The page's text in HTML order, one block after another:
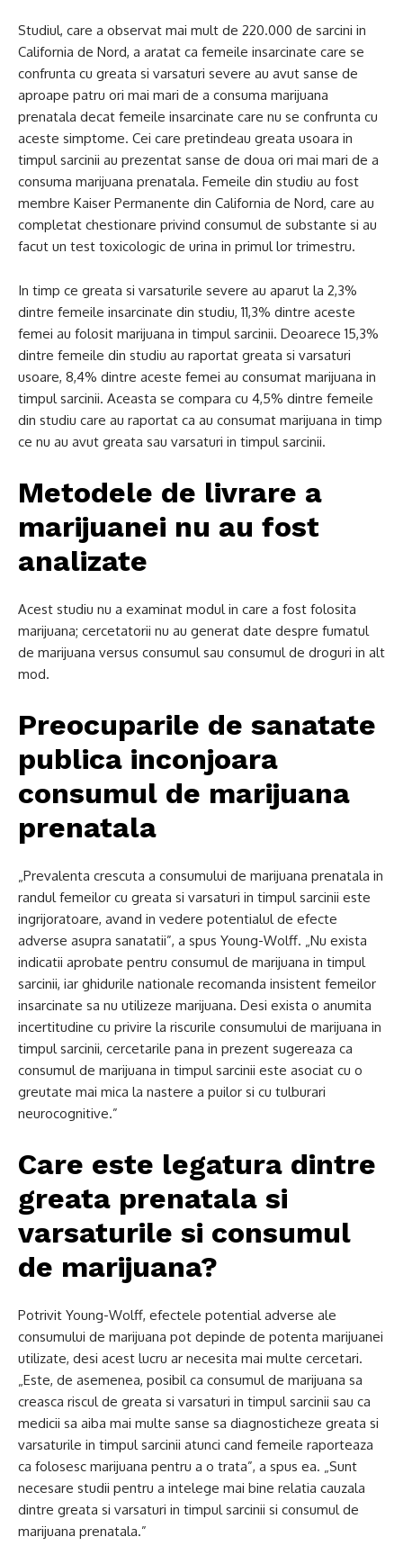
Studiul, care a observat mai mult de 220.000 de sarcini in
California de Nord, a aratat ca femeile insarcinate care se
confrunta cu greata si varsaturi severe au avut sanse de
aproape patru ori mai mari de a consuma marijuana
prenatala decat femeile insarcinate care nu se confrunta cu
aceste simptome. Cei care pretindeau greata usoara in
timpul sarcinii au prezentat sanse de doua ori mai mari de a
consuma marijuana prenatala. Femeile din studiu au fost
membre Kaiser Permanente din California de Nord, care au
completat chestionare privind consumul de substante si au
facut un test toxicologic de urina in primul lor trimestru.
In timp ce greata si varsaturile severe au aparut la 2,3%
dintre femeile insarcinate din studiu, 11,3% dintre aceste
femei au folosit marijuana in timpul sarcinii. Deoarece 15,3%
dintre femeile din studiu au raportat greata si varsaturi
usoare, 8,4% dintre aceste femei au consumat marijuana in
timpul sarcinii. Aceasta se compara cu 4,5% dintre femeile
din studiu care au raportat ca au consumat marijuana in timp
ce nu au avut greata sau varsaturi in timpul sarcinii.
Metodele de livrare a
marijuanei nu au fost
analizate
Acest studiu nu a examinat modul in care a fost folosita
marijuana; cercetatorii nu au generat date despre fumatul
de marijuana versus consumul sau consumul de droguri in alt
mod.
Preocuparile de sanatate
publica inconjoara
consumul de marijuana
prenatala
„Prevalenta crescuta a consumului de marijuana prenatala in
randul femeilor cu greata si varsaturi in timpul sarcinii este
ingrijoratoare, avand in vedere potentialul de efecte
adverse asupra sanatatii”, a spus Young-Wolff. „Nu exista
indicatii aprobate pentru consumul de marijuana in timpul
sarcinii, iar ghidurile nationale recomanda insistent femeilor
insarcinate sa nu utilizeze marijuana. Desi exista o anumita
incertitudine cu privire la riscurile consumului de marijuana in
timpul sarcinii, cercetarile pana in prezent sugereaza ca
consumul de marijuana in timpul sarcinii este asociat cu o
greutate mai mica la nastere a puilor si cu tulburari
neurocognitive.”
Care este legatura dintre
greata prenatala si
varsaturile si consumul
de marijuana?
Potrivit Young-Wolff, efectele potential adverse ale
consumului de marijuana pot depinde de potenta marijuanei
utilizate, desi acest lucru ar necesita mai multe cercetari.
„Este, de asemenea, posibil ca consumul de marijuana sa
creasca riscul de greata si varsaturi in timpul sarcinii sau ca
medicii sa aiba mai multe sanse sa diagnosticheze greata si
varsaturile in timpul sarcinii atunci cand femeile raporteaza
ca folosesc marijuana pentru a o trata”, a spus ea. „Sunt
necesare studii pentru a intelege mai bine relatia cauzala
dintre greata si varsaturi in timpul sarcinii si consumul de
marijuana prenatala.”